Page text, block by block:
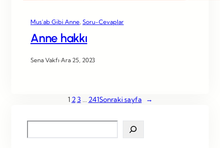
Mus’ab Gibi Anne Soru-Cevaplar
Anne hakkı
Sena Vakfı·Ara 25, 2023
1 23 … 241Sonraki sayfa →
e